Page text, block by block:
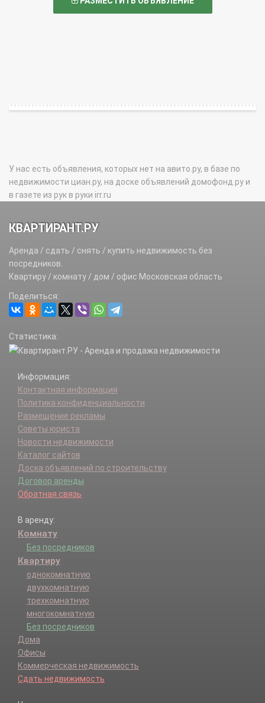
У нас есть объявления, которых нет на авито.ру, в базе по
недвижимости циан.ру, на доске объявлений домофонд.ру и
в газете из рук в руки irr.ru
КВАРТИРАНТ.РУ
Аренда / сдать / снять / купить недвижимость без
посредников.
Квартиру / комнату / дом / офис Московская область
Поделиться:
Статистика:
Информация:
Контактная информация
Политика конфиденциальности
Размещение рекламы
Советы юриста
Новости недвижимости
Каталог сайтов
Доска объявлений по строительству
Договор аренды
Обратная связь
В аренду:
Комнату
Без посредников
Квартиру
однокомнатную
двухкомнатную
трехкомнатную
многокомнатную
Без посредников
Дома
Офисы
Коммерческая недвижимость
Сдать недвижимость